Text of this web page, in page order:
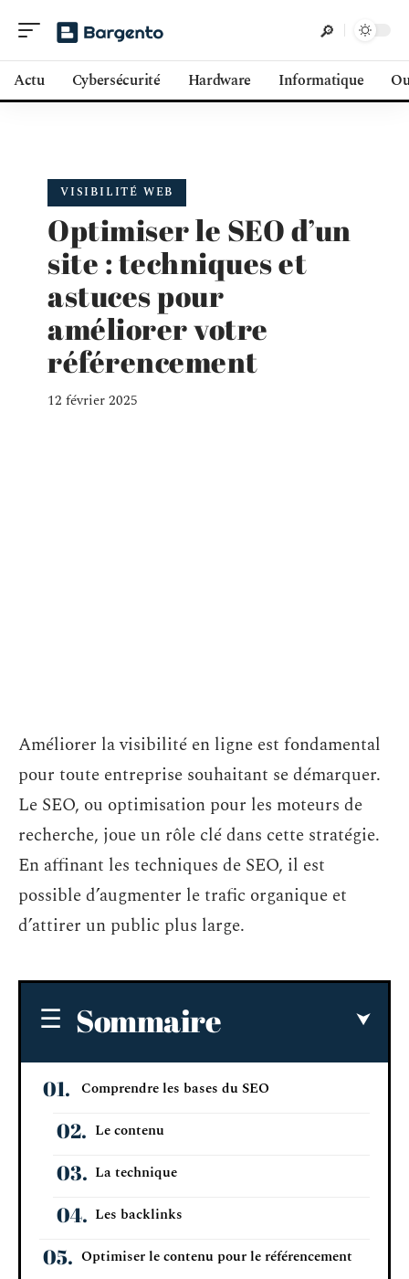
Actu Cybersécurité Hardware Informatique
VISIBILITÉ WEB
Optimiser le SEO d’un
site : techniques et
astuces pour
améliorer votre
référencement
12 février 2025
Améliorer la visibilité en ligne est fondamental
pour toute entreprise souhaitant se démarquer.
Le SEO, ou optimisation pour les moteurs de
recherche, joue un rôle clé dans cette stratégie.
En affinant les techniques de SEO, il est
possible d’augmenter le trafic organique et
d’attirer un public plus large.
Sommaire
Comprendre les bases du SEO
Le contenu
La technique
Les backlinks
Optimiser le contenu pour le référencement